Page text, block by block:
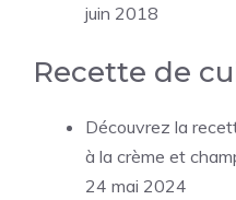
juin 2018
Recette de
Découvrez la
à la crème et
24 mai 2024